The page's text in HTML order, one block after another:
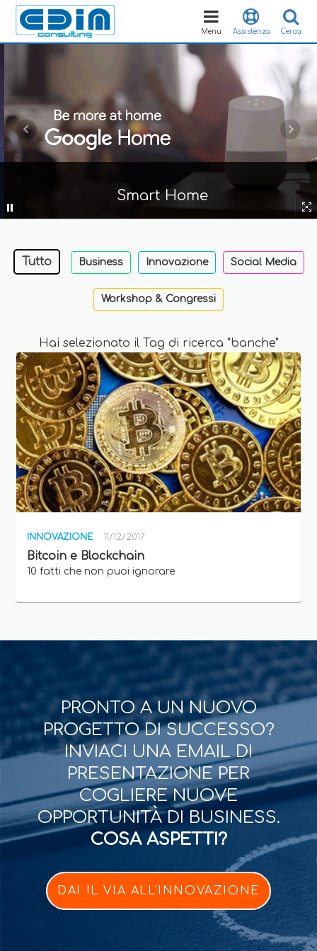
Cerca
Assistenza
Toggle
navigation
Menu
Smart Home
Tutto Business Innovazione Social Media
Workshop & Congressi
Hai selezionato il Tag di ricerca "banche"
INNOVAZIONE 11/12/2017
Bitcoin e Blockchain
10 fatti che non puoi ignorare
PRONTO A UN NUOVO
PROGETTO DI SUCCESSO?
INVIACI UNA EMAIL DI
PRESENTAZIONE PER
COGLIERE NUOVE
OPPORTUNITÀ DI BUSINESS.
COSA ASPETTI?
DAI IL VIA ALL'INNOVAZIONE